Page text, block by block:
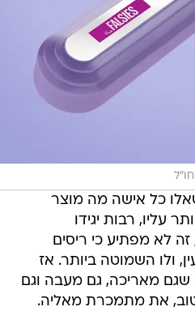
חו"ל
כל אישה מה מוצר
עליו, רבות יגידו
לא מפתיע כי ריסים
ולו השמוטה ביותר. אז
מאריכה, גם מעבה וגם
את מתמכרת מאליה.